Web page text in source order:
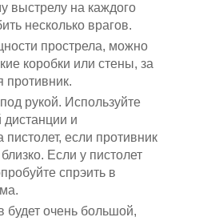
выстрелу на каждого
несколько врагов.
прострела, можно
коробки или стены, за
противник.
рукой. Используйте
и
пистолет, если противник
Если у пистолет
спрэить в
будет очень большой,